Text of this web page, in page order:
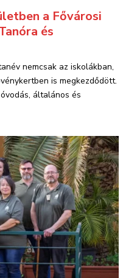
a Fővárosi
és
nemcsak az iskolákban,
is megkezdődött.
általános és